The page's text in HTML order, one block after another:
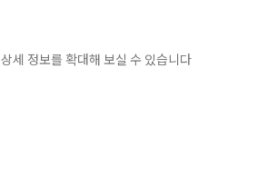
상세 정보를 확대해 보실 수 있습니다